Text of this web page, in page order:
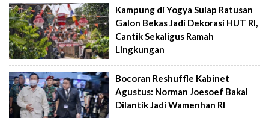
Kampung di Yogya Sulap Ratusan
Galon Bekas Jadi Dekorasi HUT RI,
Cantik Sekaligus Ramah
Lingkungan
Bocoran Reshuffle Kabinet
Agustus: Norman Joesoef Bakal
Dilantik Jadi Wamenhan RI